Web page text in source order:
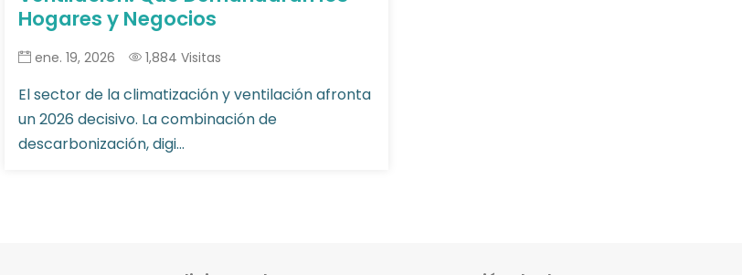
Hogares y Negocios
ene. 19, 2026 1,884 Visitas
El sector de la climatización y ventilación afronta
un 2026 decisivo. La combinación de
descarbonización, digi...